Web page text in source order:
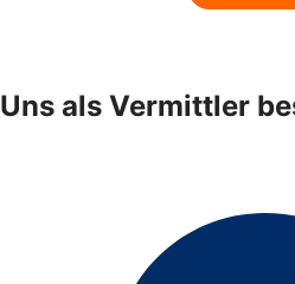
Uns als Vermittler